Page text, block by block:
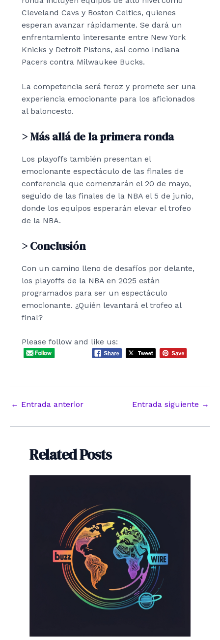
Cleveland Cavs y Boston Celtics, quienes
esperan avanzar rápidamente. Se dará un
enfrentamiento interesante entre New York
Knicks y Detroit Pistons, así como Indiana
Pacers contra Milwaukee Bucks.
La competencia será feroz y promete ser una
experiencia emocionante para los aficionados
al baloncesto.
> Más allá de la primera ronda
Los playoffs también presentan el
emocionante espectáculo de las finales de
conferencia que comenzarán el 20 de mayo,
seguido de las finales de la NBA el 5 de junio,
donde los equipos esperarán elevar el trofeo
de la NBA.
> Conclusión
Con un camino lleno de desafíos por delante,
los playoffs de la NBA en 2025 están
programados para ser un espectáculo
emocionante. ¿Quién levantará el trofeo al
final?
Please follow and like us:
Navegación
entradas
← Entrada anterior Entrada siguiente →
Related Posts